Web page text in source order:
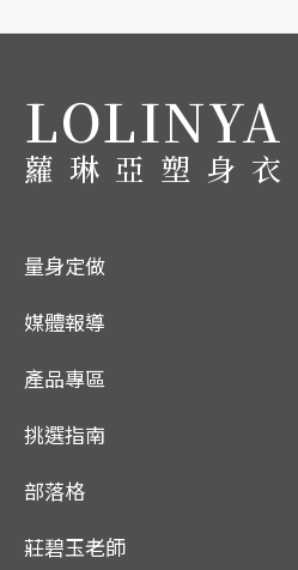
LOLINYA
蘿琳亞塑身衣
量身定做
媒體報導
產品專區
挑選指南
部落格
莊碧玉老師